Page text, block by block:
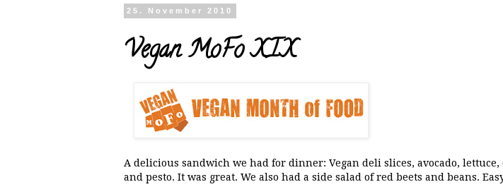
25. November 2010
Vegan MoFo XIX
A delicious sandwich we had for dinner: Vegan deli slices, avocado, lettuce,
and pesto. It was great. We also had a side salad of red beets and beans.